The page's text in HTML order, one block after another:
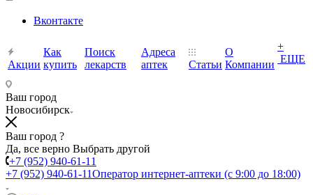
Вконтакте
Акции
Как
купить
Поиск
лекарств
Адреса
аптек
Статьи
О
Компании
+
ЕЩЕ
Ваш город
Новосибирск
Ваш город ?
Да, все верно Выбрать другой
+7 (952) 940-61-11
+7 (952) 940-61-11Оператор интернет-аптеки (с 9:00 до 18:00)